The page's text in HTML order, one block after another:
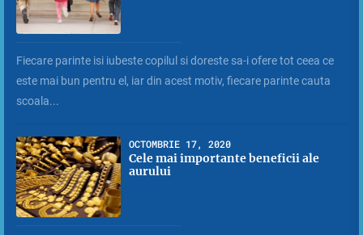
Fiecare parinte isi iubeste copilul si doreste sa-i ofere tot ceea ce
este mai bun pentru el, iar din acest motiv, fiecare parinte cauta
scoala...
OCTOMBRIE 17, 2020
Cele mai importante beneficii ale
aurului